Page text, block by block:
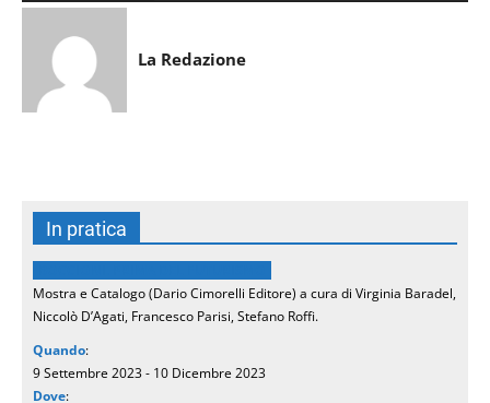
La Redazione
In pratica
Mostra e Catalogo (Dario Cimorelli Editore) a cura di Virginia Baradel,
Niccolò D’Agati, Francesco Parisi, Stefano Roffi.
Quando:
9 Settembre 2023 - 10 Dicembre 2023
Dove: